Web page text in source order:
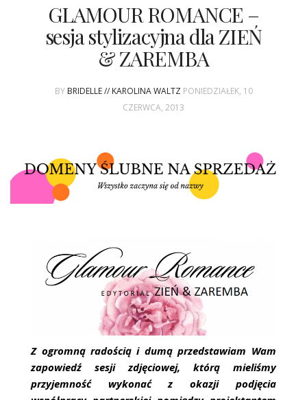
KONKURSY
KSIĄŻKI BRIDELLE
BRI GROUP
ARCHIWUM
GLAMOUR ROMANCE –
sesja stylizacyjna dla ZIEŃ
& ZAREMBA
BY BRIDELLE // KAROLINA WALTZ PONIEDZIAŁEK, 10
CZERWCA, 2013
Z ogromną radością i dumą przedstawiam Wam
zapowiedź sesji zdjęciowej, którą mieliśmy
przyjemność wykonać z okazji podjęcia